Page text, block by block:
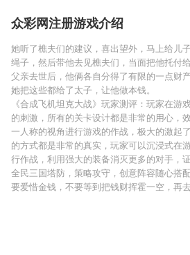
众彩网注册游戏介绍
她听了樵夫们的建议，喜出望外，马上给儿
绳子，然后带他去见樵夫们，当面把他托付给
父亲去世后，他俩各自分得了有限的一点财
她把这些都给了太子，让他做本钱。
《合成飞机坦克大战》玩家测评：玩家在游
的刺激，所有的关卡设计都是非常的用心，
一人称的视角进行游戏的作战，极大的激起
的方式都是非常的真实，玩家可以沉浸式在
行作战，利用强大的装备消灭更多的对手，
全民三国塔防，策略攻守，创意阵容随心搭
要爱惜金钱，不要等到把钱财挥霍一空，再